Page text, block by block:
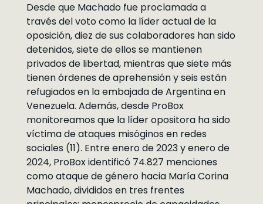
Desde que Machado fue proclamada a
través del voto como la líder actual de la
oposición, diez de sus colaboradores han sido
detenidos, siete de ellos se mantienen
privados de libertad, mientras que siete más
tienen órdenes de aprehensión y seis están
refugiados en la embajada de Argentina en
Venezuela. Además, desde ProBox
monitoreamos que la líder opositora ha sido
víctima de ataques misóginos en redes
sociales (11). Entre enero de 2023 y enero de
2024, ProBox identificó 74.827 menciones
como ataque de género hacia María Corina
Machado, divididos en tres frentes